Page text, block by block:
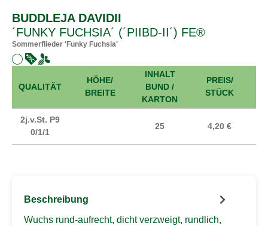
BUDDLEJA DAVIDII
´FUNKY FUCHSIA´ (´PIIBD-II´) FE®
Sommerflieder 'Funky Fuchsia'
QUALITÄT
HÖHE/
BREITE
INHALT
BUND /
KARTON
PREIS/
STÜCK
2j.v.St. P9
0/1/1
25 4,20 €
Beschreibung
Wuchs rund-aufrecht, dicht verzweigt, rundlich,